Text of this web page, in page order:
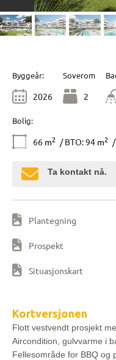
Byggeår:
2026
Soverom
2
Bolig:
66 m2 / BTO: 94 m2
Ta kontakt nå.
Plantegning
Prospekt
Situasjonskart
Kortversjonen
Flott vestvendt prosjekt
Aircondition, gulvvarme i
Fellesområde for BBQ og